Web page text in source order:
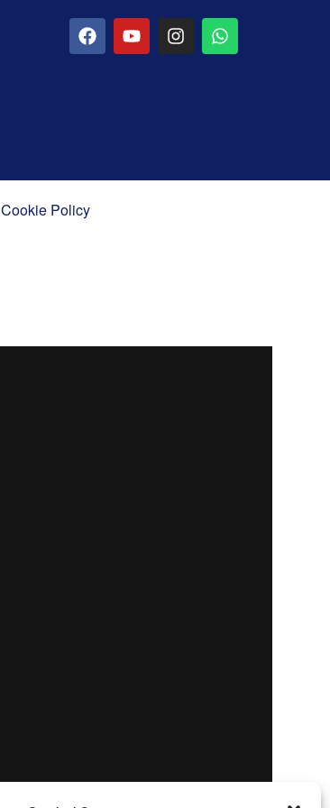
Cookie Policy